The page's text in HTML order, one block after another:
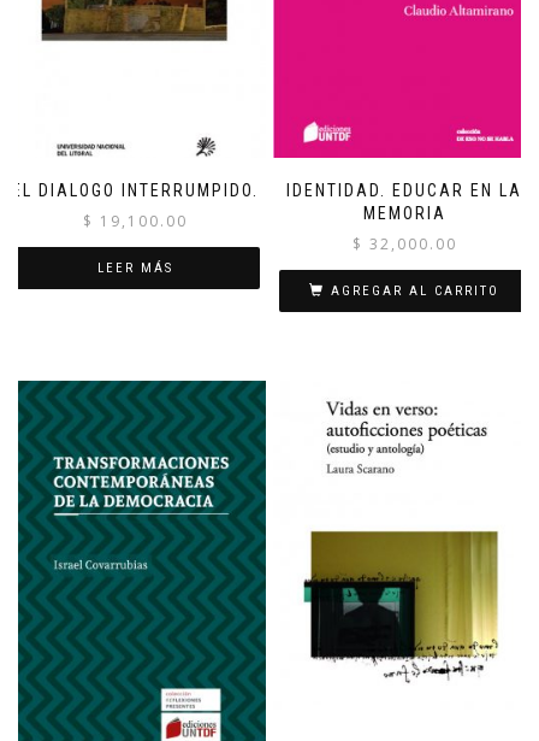
EL DIALOGO INTERRUMPIDO.
$ 19,100.00
LEER MÁS
IDENTIDAD. EDUCAR EN LA
MEMORIA
$ 32,000.00
AGREGAR AL CARRITO